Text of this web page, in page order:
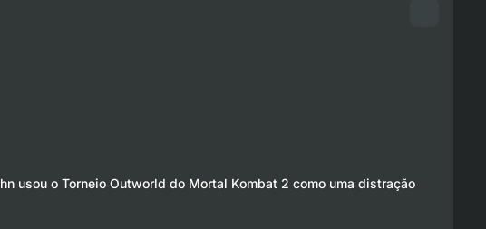
usou o Torneio Outworld do Mortal Kombat 2 como uma distração